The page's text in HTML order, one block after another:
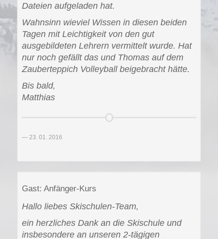
Dateien aufgeladen hat.
Wahnsinn wieviel Wissen in diesen beiden
Tagen mit Leichtigkeit von den gut
ausgebildeten Lehrern vermittelt wurde. Hat
nur noch gefällt das und Thomas auf dem
Zauberteppich Volleyball beigebracht hätte.
Bis bald,
Matthias
23. 01. 2016
Gast: Anfänger-Kurs
Hallo liebes Skischulen-Team,
ein herzliches Dank an die Skischule und
insbesondere an unseren 2-tägigen